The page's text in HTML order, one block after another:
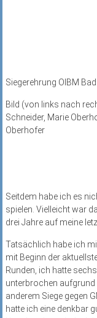
Siegerehrung OIBM
Bild (von links nach
Schneider, Marie
Oberhofer
Seitdem habe ich es
spielen. Vielleicht war
drei Jahre auf meine
Tatsächlich habe ich
mit Beginn der
Runden, ich hatte
unterbrochen aufgrund
anderem Siege gegen
hatte ich eine denkbar